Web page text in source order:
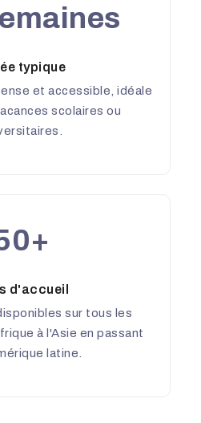
typique
et accessible, idéale
scolaires ou
d'accueil
sur tous les
à l'Asie en passant
latine.